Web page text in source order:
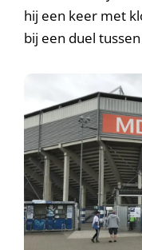
hij een keer met
bij een duel